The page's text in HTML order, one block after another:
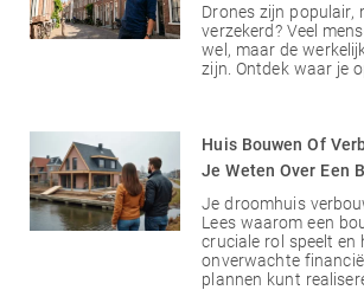
Drones zijn populair,
verzekerd? Veel
wel, maar de
zijn. Ontdek waar je
Huis Bouwen Of
Je Weten Over Een
Je droomhuis
Lees waarom een
cruciale rol speelt en
onverwachte
plannen kunt